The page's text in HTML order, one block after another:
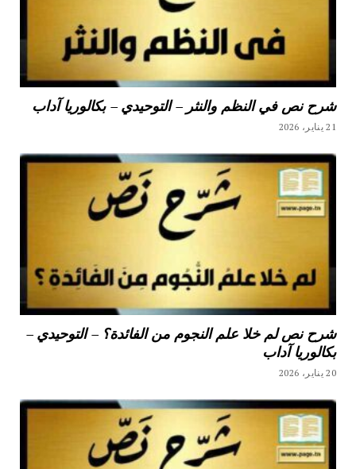
شرح نص في النظم والنثر – التوحيدي – بكالوريا آداب
21 يناير، 2026
شرح نص لم خلا علم النجوم من الفائدة؟ – التوحيدي –
بكالوريا آداب
20 يناير، 2026